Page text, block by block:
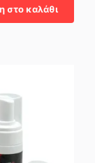
στο καλάθι